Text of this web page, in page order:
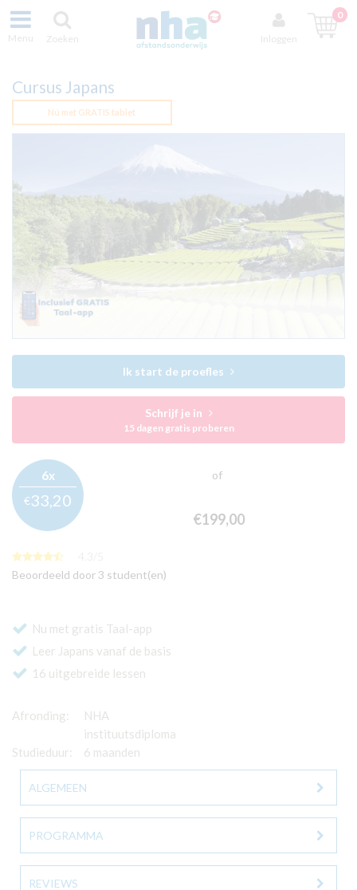
Menu Zoeken Inloggen
0
Cursus Japans
Nú met GRATIS tablet
Ik start de proefles
Schrijf je in
15 dagen gratis proberen
6x
€33, 20
of
€199,00
4.3
Beoordeeld door 3 student(en)
Nu met gratis Taal-app
Leer Japans vanaf de basis
16 uitgebreide lessen
Afronding:
NHA
instituutsdiploma
Studieduur:
6 maanden
ALGEMEEN
PROGRAMMA
REVIEWS